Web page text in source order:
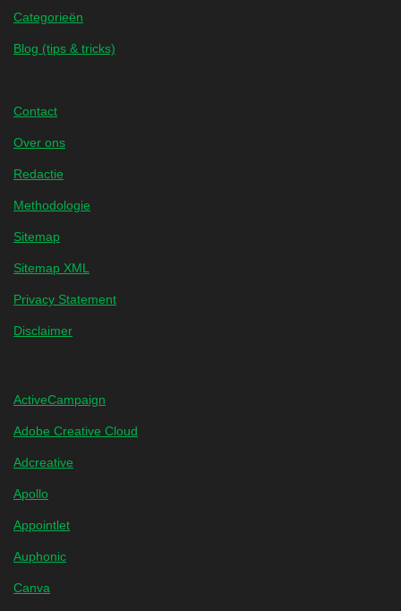
Categorieën
Blog (tips & tricks)
Contact
Over ons
Redactie
Methodologie
Sitemap
Sitemap XML
Privacy Statement
Disclaimer
ActiveCampaign
Adobe Creative Cloud
Adcreative
Apollo
Appointlet
Auphonic
Canva